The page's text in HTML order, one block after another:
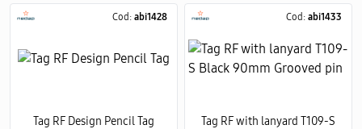
Cod: abi1428
Tag RF Design Pencil Tag
Cod: abi1433
Tag RF with lanyard T109-S